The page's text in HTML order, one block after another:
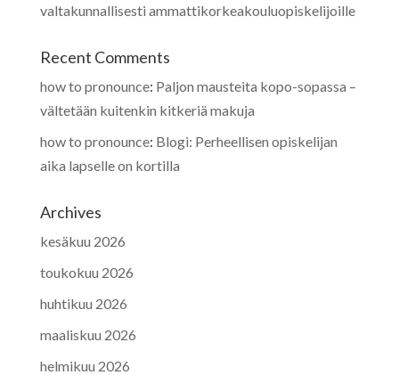
valtakunnallisesti ammattikorkeakouluopiskelijoille
Recent Comments
how to pronounce: Paljon mausteita kopo-sopassa –
vältetään kuitenkin kitkeriä makuja
how to pronounce: Blogi: Perheellisen opiskelijan
aika lapselle on kortilla
Archives
kesäkuu 2026
toukokuu 2026
huhtikuu 2026
maaliskuu 2026
helmikuu 2026